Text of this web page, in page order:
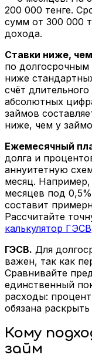
200 000 тенге.
сумм от 300 000
дохода.
Ставки ниже,
по
ниже
счёт
абсолютных
займов
ниже, чем у
Ежемесячный
долга и
аннуитетную
месяц. Например,
месяцев под
составит
Рассчитайте
калькулятор ГЭСВ
ГЭСВ. Для
важен, так как
Сравнивайте
единственный
расходы:
обязана
Кому
займ